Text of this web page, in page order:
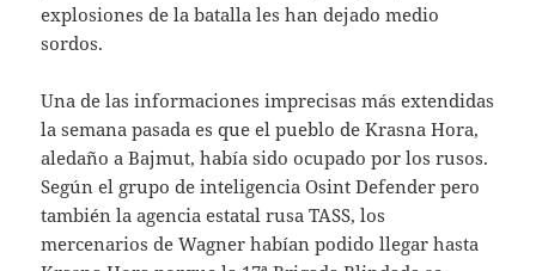
explosiones de la batalla les han dejado medio
sordos.
Una de las informaciones imprecisas más extendidas
la semana pasada es que el pueblo de Krasna Hora,
aledaño a Bajmut, había sido ocupado por los rusos.
Según el grupo de inteligencia Osint Defender pero
también la agencia estatal rusa TASS, los
mercenarios de Wagner habían podido llegar hasta